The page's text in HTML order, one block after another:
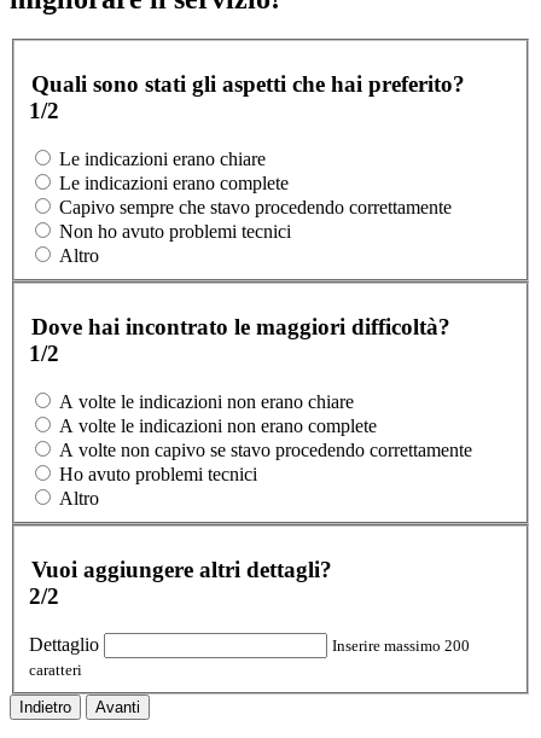
Quali sono stati gli aspetti che hai preferito?
1/2
Le indicazioni erano chiare
Le indicazioni erano complete
Capivo sempre che stavo procedendo correttamente
Non ho avuto problemi tecnici
Altro
Dove hai incontrato le maggiori difficoltà?
1/2
A volte le indicazioni non erano chiare
A volte le indicazioni non erano complete
A volte non capivo se stavo procedendo correttamente
Ho avuto problemi tecnici
Altro
Vuoi aggiungere altri dettagli?
2/2
Dettaglio
Inserire massimo 200
caratteri
Indietro Avanti